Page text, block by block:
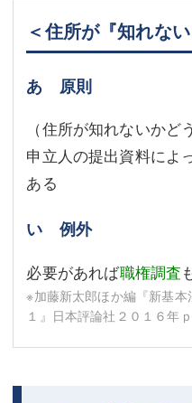
＜住所が『知れな
あ 原則
（住所が知れないかど
申立人の提出資料によ
ある
い 例外
必要があれば職権調査
※加藤新太郎ほか編『新基
１』日本評論社２０１６年